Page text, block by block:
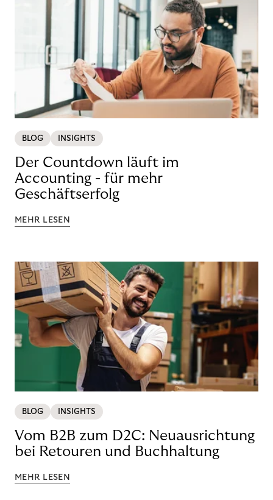
BLOG INSIGHTS
Der Countdown läuft im
Accounting - für mehr
Geschäftserfolg
MEHR LESEN
BLOG INSIGHTS
Vom B2B zum D2C: Neuausrichtung
bei Retouren und Buchhaltung
MEHR LESEN